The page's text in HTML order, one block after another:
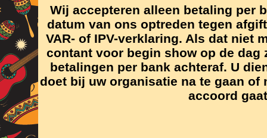
Wij accepteren alleen betaling per
datum van ons optreden tegen
VAR- of IPV-verklaring. Als dat niet
contant voor begin show op de dag
betalingen per bank achteraf. U
doet bij uw organisatie na te gaan of
accoord